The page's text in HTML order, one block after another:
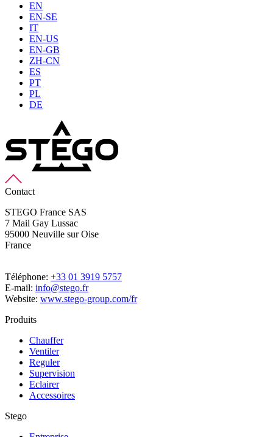
EN
EN-SE
IT
EN-US
EN-GB
ZH-CN
ES
PT
PL
DE
Contact
STEGO France SAS
7 Mail Gay Lussac
95000 Neuville sur Oise
France
Téléphone: +33 01 3919 5757
E-mail: info@stego.fr
Website: www.stego-group.com/fr
Produits
Chauffer
Ventiler
Reguler
Supervision
Eclairer
Accessoires
Stego